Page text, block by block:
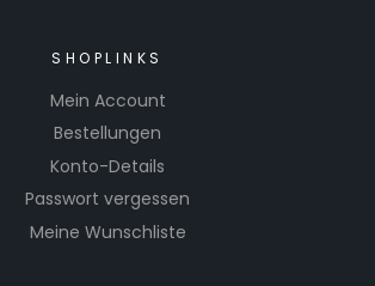
SHOPLINKS
Mein Account
Bestellungen
Konto-Details
Passwort vergessen
Meine Wunschliste